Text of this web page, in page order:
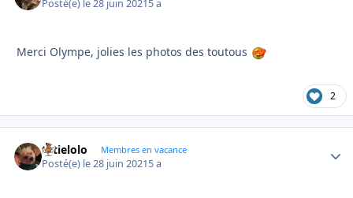
Posté(e) le 28 juin 20215 a
Merci Olympe, jolies les photos des toutous
2
tatielolo Membres en vacance
Posté(e) le 28 juin 20215 a